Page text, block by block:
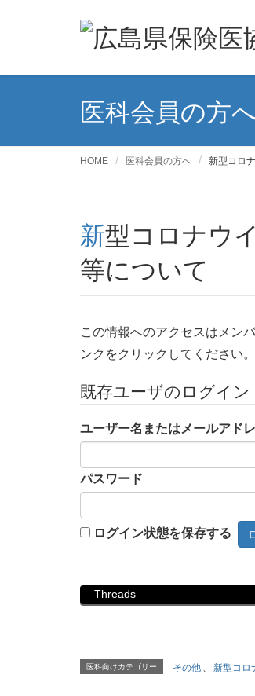
医科会員の方
HOME 医科会員の方へ 新型コロ
新型コロナウイルス感染症に係る廃棄物の適正処理
等について
この情報へのアクセスはメン
ンクをクリックしてください。
既存ユーザのログイン
ユーザー名またはメールアド
パスワード
ログイン状態を保存する
Threads
医科向けカテゴリー その他 、 新型コロ